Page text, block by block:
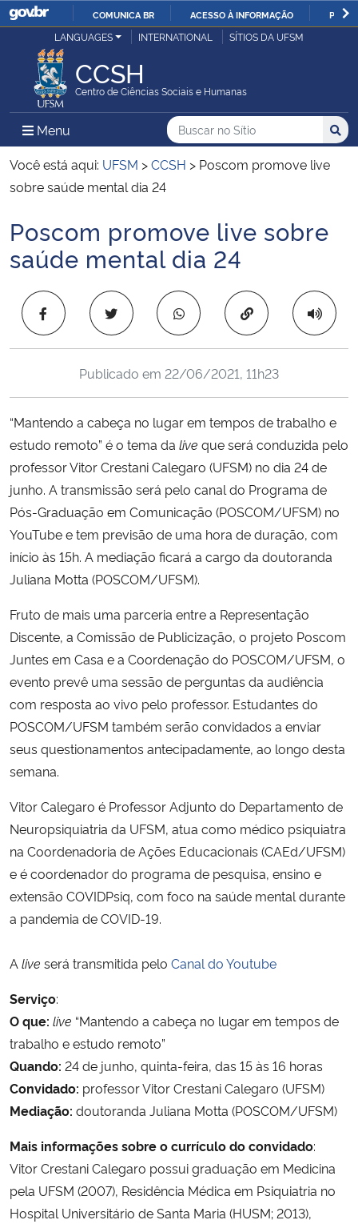
IR
COMUNICA BR ACESSO À INFORMAÇÃO
Ministério da Justiça e Segurança Pública
Ministério da Defesa
Ministério das Relações Exteriores
Ministério da Infraestrutura
Ministério da Educação
Ministério da Cidadania
Ministério da Ciência, Tecnologia, Inovações e Comunicações
Ministério do Meio Ambiente
Ministério do Turismo
Ministério do Desenvolvimento Regional
Controladoria-Geral da União
Ministério da Mulher, da Família e dos Direitos Humanos
Secretaria-Geral
Gabinete de Segurança Institucional
Advocacia-Geral da União
Banco Central do Brasil
Planalto
LANGUAGES INTERNATIONAL SÍTIOS DA UFSM
CCSH
Centro de Ciências Sociais e Humanas
Menu Menu Principal do Sítio
Busca
Buscar no no Sítio
Busca:
Você está aqui: UFSM >CCSH > Poscom promove live
sobre saúde mental dia 24
Início do conteúdo
Poscom promove live sobre
saúde mental dia 24
Copiar para área
Publicado em 22/06/2021, 11h23
“Mantendo a cabeça no lugar em tempos de trabalho e
estudo remoto” é o tema da live que será conduzida pelo
professor Vitor Crestani Calegaro (UFSM) no dia 24 de
junho. A transmissão será pelo canal do Programa de
Pós-Graduação em Comunicação (POSCOM/UFSM) no
YouTube e tem previsão de uma hora de duração, com
início às 15h. A mediação ficará a cargo da doutoranda
Juliana Motta (POSCOM/UFSM).
Fruto de mais uma parceria entre a Representação
Discente, a Comissão de Publicização, o projeto Poscom
Juntes em Casa e a Coordenação do POSCOM/UFSM, o
evento prevê uma sessão de perguntas da audiência
com resposta ao vivo pelo professor. Estudantes do
POSCOM/UFSM também serão convidados a enviar
seus questionamentos antecipadamente, ao longo desta
semana.
Vitor Calegaro é Professor Adjunto do Departamento de
Neuropsiquiatria da UFSM, atua como médico psiquiatra
na Coordenadoria de Ações Educacionais (CAEd/UFSM)
e é coordenador do programa de pesquisa, ensino e
extensão COVIDPsiq, com foco na saúde mental durante
a pandemia de COVID-19.
A live será transmitida pelo Canal do Youtube
Serviço:
O que: live “Mantendo a cabeça no lugar em tempos de
trabalho e estudo remoto”
Quando: 24 de junho, quinta-feira, das 15 às 16 horas
Convidado: professor Vitor Crestani Calegaro (UFSM)
Mediação: doutoranda Juliana Motta (POSCOM/UFSM)
Mais informações sobre o currículo do convidado:
Vitor Crestani Calegaro possui graduação em Medicina
pela UFSM (2007), Residência Médica em Psiquiatria no
Hospital Universitário de Santa Maria (HUSM; 2013),